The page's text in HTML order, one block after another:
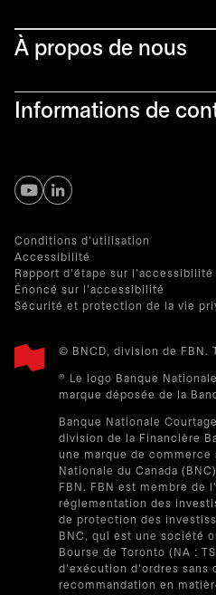
À propos de nous
Informations de
s’ouvre dans un nouvel onglet
s’ouvre dans un nouvel
Conditions d'utilisation
Accessibilité
Rapport d'étape sur l'accessibilité
Énoncé sur l'accessibilité
Sécurité et protection de la vie
© BNCD, division de FBN.
® Le logo Banque
marque déposée de la
Banque Nationale
division de la Financière
une marque de commerce
Nationale du Canada
FBN. FBN est membre de
réglementation des
de protection des
BNC, qui est une société
Bourse de Toronto (NA :
d'exécution d'ordres sans
recommandation en